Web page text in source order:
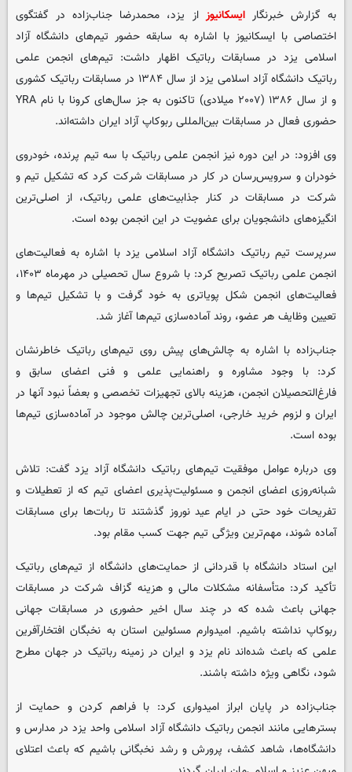
به گزارش خبرنگارایسکانیوزاز یزد، محمدرضا جناب‌زاده در گفتگوی
اختصاصی باایسکانیوز با اشاره به سابقه حضور تیم‌های دانشگاه آزاد
اسلامی یزد در مسابقات رباتیک اظهار داشت: تیم‌های انجمن علمی
رباتیک دانشگاه آزاد اسلامی یزد از سال ۱۳۸۴ در مسابقات رباتیک کشوری
و از سال ۱۳۸۶ (۲۰۰۷ میلادی) تاکنون به جز سال‌های کرونا با نام YRA
حضوری فعال در مسابقات بین‌المللی ربوکاپ آزاد ایران داشته‌اند.
وی افزود: در این دوره نیز انجمن علمی رباتیک با سه تیم پرنده، خودروی
خودران و سرویس‌رسان در کار در مسابقات شرکت کرد که تشکیل تیم و
شرکت در مسابقات در کنار جذابیت‌های علمی رباتیک، از اصلی‌ترین
انگیزه‌های دانشجویان برای عضویت در این انجمن بوده است.
سرپرست تیم رباتیک دانشگاه آزاد اسلامی یزد با اشاره به فعالیت‌های
انجمن علمی رباتیک تصریح کرد: با شروع سال تحصیلی در مهرماه ۱۴۰۳،
فعالیت‌های انجمن شکل پویاتری به خود گرفت و با تشکیل تیم‌ها و
تعیین وظایف هر عضو، روند آماده‌سازی تیم‌ها آغاز شد.
جناب‌زاده با اشاره به چالش‌های پیش روی تیم‌های رباتیک خاطرنشان
کرد: با وجود مشاوره و راهنمایی علمی و فنی اعضای سابق و
فارغ‌التحصیلان انجمن، هزینه بالای تجهیزات تخصصی و بعضاً نبود آنها در
ایران و لزوم خرید خارجی، اصلی‌ترین چالش موجود در آماده‌سازی تیم‌ها
بوده است.
وی درباره عوامل موفقیت تیم‌های رباتیک دانشگاه آزاد یزد گفت: تلاش
شبانه‌روزی اعضای انجمن و مسئولیت‌پذیری اعضای تیم که از تعطیلات و
تفریحات خود حتی در ایام عید نوروز گذشتند تا ربات‌ها برای مسابقات
آماده شوند، مهم‌ترین ویژگی تیم جهت کسب مقام بود.
این استاد دانشگاه با قدردانی از حمایت‌های دانشگاه از تیم‌های رباتیک
تأکید کرد: متأسفانه مشکلات مالی و هزینه گزاف شرکت در مسابقات
جهانی باعث شده که در چند سال اخیر حضوری در مسابقات جهانی
ربوکاپ نداشته باشیم. امیدوارم مسئولین استان به نخبگان افتخارآفرین
علمی که باعث شده‌اند نام یزد و ایران در زمینه رباتیک در جهان مطرح
شود، نگاهی ویژه داشته باشند.
جناب‌زاده در پایان ابراز امیدواری کرد: با فراهم کردن و حمایت از
بسترهایی مانند انجمن رباتیک دانشگاه آزاد اسلامی واحد یزد در مدارس و
دانشگاه‌ها، شاهد کشف، پرورش و رشد نخبگانی باشیم که باعث اعتلای